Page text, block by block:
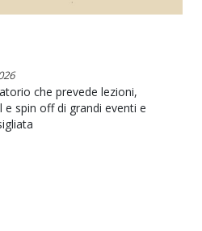
che prevede lezioni,
spin off di grandi eventi e